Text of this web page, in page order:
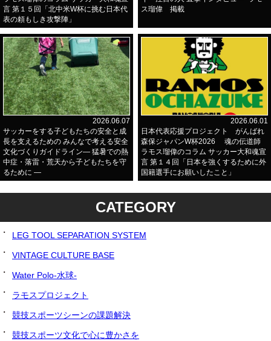
言 第１５回「北中米W杯に挑む日本代
表の頼もしき攻撃陣」
ス瑠偉 掲載
2026.06.07
サッカーをする子どもたちの安全と成
長を支えるための みんなで考える安全
文化づくりガイドライン― 猛暑での熱
中症・落雷・荒天から子どもたちを守
るために ―
2026.06.01
日本代表応援プロジェクト がんばれ
森保ジャパンW杯2026 魂の伝道師
ラモス瑠偉のコラム サッカー大和魂宣
言 第１４回「日本を強くするために外
国籍選手にお願いしたこと」
CATEGORY
LEG TOOL SEPARATION SYSTEM
VINTAGE CULTURE BASE
Water Polo-水球-
ラモスプロジェクト
競技スポーツシーンの課題解決
競技スポーツ文化で心に豊かさを